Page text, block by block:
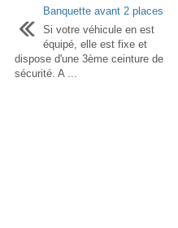
Banquette avant 2 places
Si votre véhicule en est
équipé, elle est fixe et
dispose d'une 3ème ceinture de
sécurité. A ...